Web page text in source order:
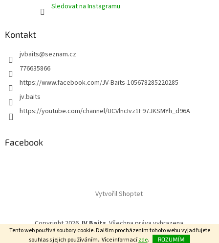
Tento web používá soubory cookie. Dalším procházením tohoto webu vyjadřujete
souhlas s jejich používáním.. Více informacízde. ROZUMÍM
Sledovat na Instagramu
Kontakt
jvbaits@seznam.cz
776635866
https://www.facebook.com/JV-Baits-105678285220285
jv.baits
https://youtube.com/channel/UCVlncIvz1F97JKSMYh_d96A
Facebook
Vytvořil Shoptet
Copyright 2026JV Baits. Všechna práva vyhrazena.